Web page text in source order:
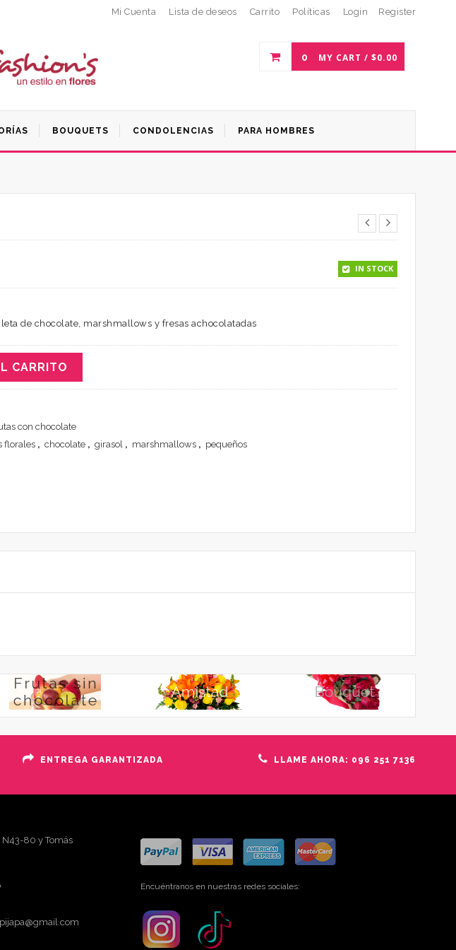
Mi Cuenta Lista de deseos Carrito Políticas Login Register
0 MY CART / $0.00
BOUQUETS CONDOLENCIAS PARA HOMBRES
IN STOCK
de chocolate, marshmallows y fresas achocolatadas
CARRITO
con chocolate
florales , chocolate , girasol , marshmallows , pequeños
ENTREGA GARANTIZADA LLAME AHORA: 096 251 7136
N43-80 y Tomás
Encuéntranos en nuestras redes sociales: